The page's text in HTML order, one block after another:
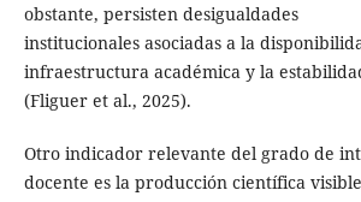
obstante, persisten desigualdades
institucionales asociadas a la
infraestructura académica y la
(Fliguer et al., 2025).
Otro indicador relevante del grado de
docente es la producción científica